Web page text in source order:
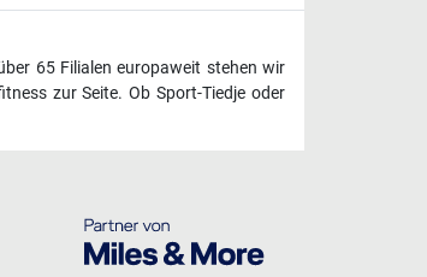
65 Filialen europaweit stehen wir
zur Seite. Ob Sport-Tiedje oder